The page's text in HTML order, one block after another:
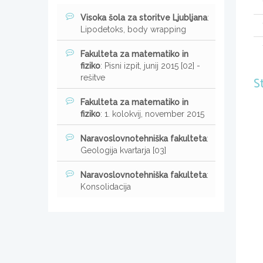
Visoka šola za storitve Ljubljana:
Lipodetoks, body wrapping
Fakulteta za matematiko in
fiziko: Pisni izpit, junij 2015 [02] -
rešitve
Fakulteta za matematiko in
fiziko: 1. kolokvij, november 2015
Naravoslovnotehniška fakulteta:
Geologija kvartarja [03]
Naravoslovnotehniška fakulteta:
Konsolidacija